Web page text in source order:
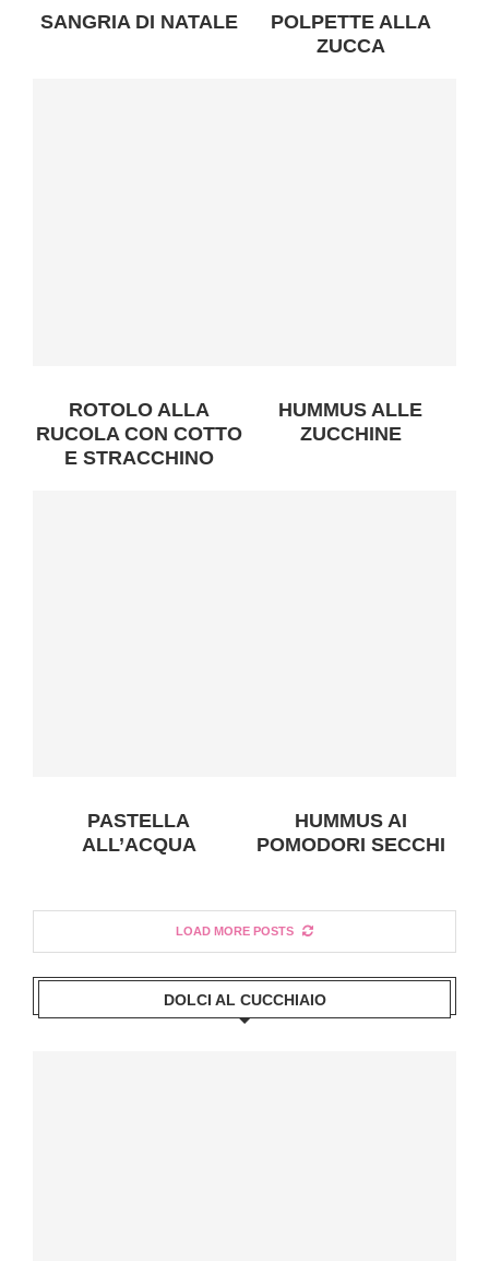
SANGRIA DI NATALE
POLPETTE ALLA
ZUCCA
ROTOLO ALLA
RUCOLA CON COTTO
E STRACCHINO
HUMMUS ALLE
ZUCCHINE
PASTELLA
ALL’ACQUA
HUMMUS AI
POMODORI SECCHI
LOAD MORE POSTS
DOLCI AL CUCCHIAIO